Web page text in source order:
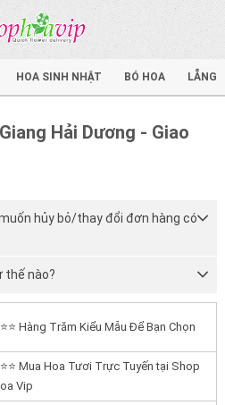
HOA SINH NHẬT BÓ HOA LẴNG
Hải Dương - Giao
hủy bỏ/thay đổi đơn hàng có
thế nào?
Hàng Trăm Kiểu Mẫu Để Bạn Chọn
Mua Hoa Tươi Trực Tuyến tại Shop
Vip